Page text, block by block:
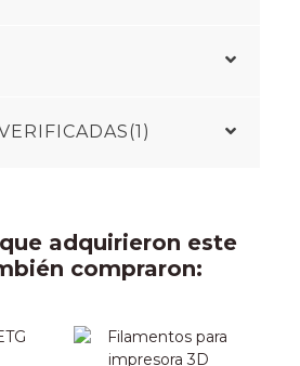
adquirieron este
compraron: